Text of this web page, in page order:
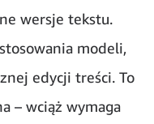
wersje tekstu.
modeli,
edycji treści. To
– wciąż wymaga